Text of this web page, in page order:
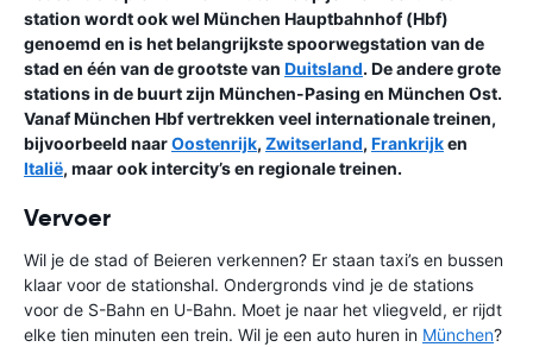
station wordt ook wel München Hauptbahnhof (Hbf)
genoemd en is het belangrijkste spoorwegstation van de
stad en één van de grootste van Duitsland. De andere grote
stations in de buurt zijn München-Pasing en München Ost.
Vanaf München Hbf vertrekken veel internationale treinen,
bijvoorbeeld naarOostenrijk, Zwitserland, Frankrijken
Italië, maar ook intercity’s en regionale treinen.
Vervoer
Wil je de stad of Beieren verkennen? Er staan taxi’s en bussen
klaar voor de stationshal. Ondergronds vind je de stations
voor de S-Bahn en U-Bahn. Moet je naar het vliegveld, er rijdt
elke tien minuten een trein. Wil je een auto huren in München?